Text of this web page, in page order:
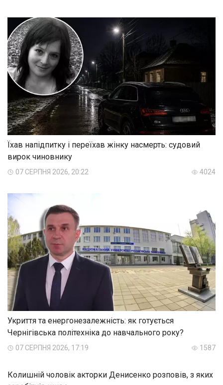
Їхав напідпитку і переїхав жінку насмерть: судовий
вирок чиновнику
07 СЕРПНЯ 2026, 20:22 4024
Укриття та енергонезалежність: як готується
Чернігівська політехніка до навчального року?
07 СЕРПНЯ 2026, 17:19 1587
Колишній чоловік акторки Денисенко розповів, з яких